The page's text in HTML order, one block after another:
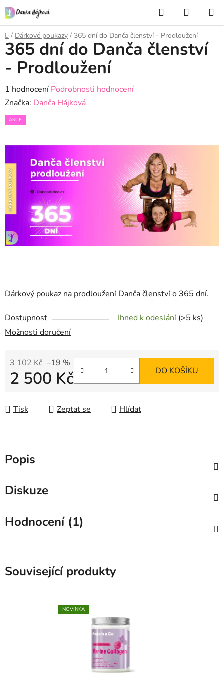
Přejít
na
obsah
Hledat
KOŠÍK
Domů
/ Dárkové poukazy / 365 dní do Danča členství - Prodloužení
Dárkový poukaz na prodloužení Danča členství o 365 dní.
Dostupnost Ihned k odeslání (>5 ks)
Možnosti doručení
3 102 Kč –19 %
2 500 Kč DO KOŠÍKU
Tisk Zeptat se Hlídat
365 dní do Danča členství
- Prodloužení
Průměrné
hodnocení
produktu
5,0
5
hvězdiček.
1 hodnocení Podrobnosti hodnocení
Značka: Danča Hájková
AKCE
Popis
Diskuze
Hodnocení (1)
Související produkty
NOVINKA